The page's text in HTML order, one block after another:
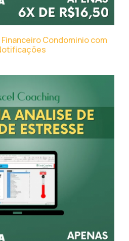
Condominio com